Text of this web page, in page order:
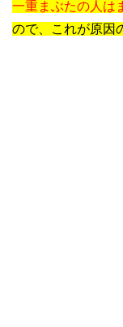
一重まぶたの人は
ので、これが原因